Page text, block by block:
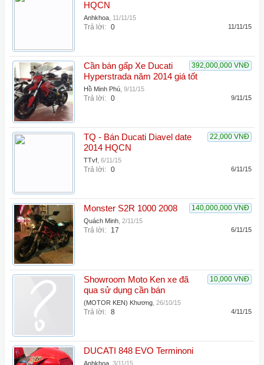
HQCN
Anhkhoa 11/11/15
Trả lời: 0 11/11/15
392,000,000 VNĐ
Cần bán gấp Xe Ducati
Hyperstrada năm 2014 giá tốt
Hồ Minh Phú 9/11/15
Trả lời: 0 9/11/15
22,000 VNĐ
TQ - Bán Ducati Diavel date
2014 HQCN
TTvf 6/11/15
Trả lời: 0 6/11/15
140,000,000 VNĐ
Monster S2R 1000 2008
Quách Minh 2/11/15
Trả lời: 17 6/11/15
10,000 VNĐ
Showroom Moto Ken xe đã
qua sử dụng cần bán
(MOTOR KEN) Khương 26/10/15
Trả lời: 8 4/11/15
DUCATI 848 EVO Terminoni
Anhkhoa 3/11/15